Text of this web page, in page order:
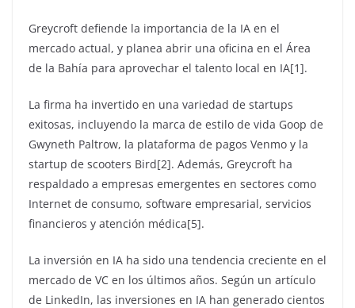
Greycroft defiende la importancia de la IA en el
mercado actual, y planea abrir una oficina en el Área
de la Bahía para aprovechar el talento local en IA[1].
La firma ha invertido en una variedad de startups
exitosas, incluyendo la marca de estilo de vida Goop de
Gwyneth Paltrow, la plataforma de pagos Venmo y la
startup de scooters Bird[2]. Además, Greycroft ha
respaldado a empresas emergentes en sectores como
Internet de consumo, software empresarial, servicios
financieros y atención médica[5].
La inversión en IA ha sido una tendencia creciente en el
mercado de VC en los últimos años. Según un artículo
de LinkedIn, las inversiones en IA han generado cientos